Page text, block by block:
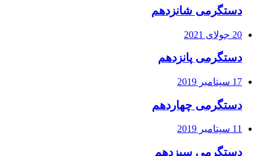
دستگرمی شانزدهم
20 جولای 2021
دستگرمی پانزدهم
17 سپتامبر 2019
دستگرمی چهاردهم
11 سپتامبر 2019
دستگرمی سیزدهم